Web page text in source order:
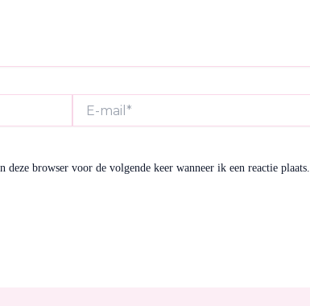
mail*
browser voor de volgende keer wanneer ik een reactie plaats.